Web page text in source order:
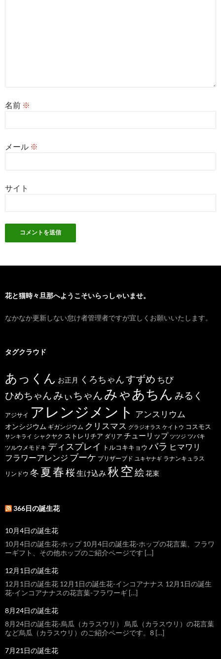
名前 ※
メール ※
サイト
花と猫時々旦那へようこそいらっしゃいませ。
なかなか更新しない怠け者管理者ですが宜しくお願いいたします。
タグクラウド
あっくん お正月 くろちゃんすずめ ちび
ひめちゃんみぃちゃん みゃあちん みるく
アジサイ アレンジメント アンスリウム
オンシジウム ギガンジウム クリスマス グラジオラス ケイトウ コスモス
サンキライ シャクヤク ストレリチア ダリア チューリップ ツツジ ツバキ
ツルウメモドキ ディスプレイ トルコキキョウ バラ ヒマワリ
フラワーアレンジ ブーケ プリザーブド ユキヤナギ ラナンキュラス
リンドウ 冬 夏春桜生け込み 秋 空絵花束
366日の誕生花
10月4日の誕生花
10月4日の誕生花-ホップ 10月4日の誕生花-ホップの花言葉、フラワ
ーギフト、その他ホップのご紹介ページです […]
12月1日の誕生花
12月1日の誕生花 12月1日の誕生花-インコアナナス 12月1日の誕生
花-インコアナナスの花言葉-フラワーギ […]
8月24日の誕生花
8月24日の誕生花-烏瓜（カラスウリ） 烏瓜（カラスウリ）の花言葉
など烏瓜（カラスウリ）のご紹介ページです。8 […]
7月21日の誕生花